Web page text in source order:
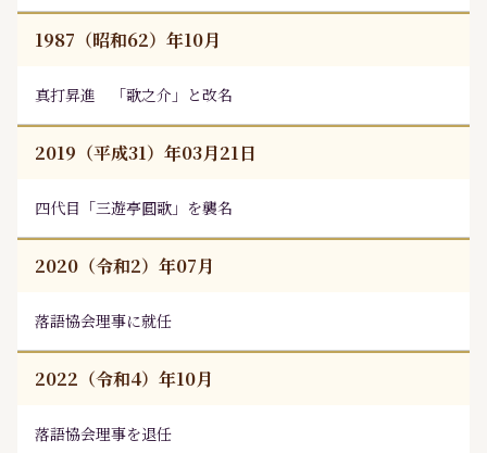
1987（昭和62）年10月
真打昇進 「歌之介」と改名
2019（平成31）年03月21日
四代目「三遊亭圓歌」を襲名
2020（令和2）年07月
落語協会理事に就任
2022（令和4）年10月
落語協会理事を退任